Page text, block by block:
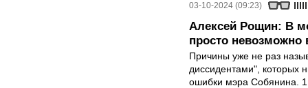
03-10-2024 (09:23)
Алексей Рощин: В
просто невозможно
Причины уже не раз
диссидентами", которых
ошибки мэра Собянина.